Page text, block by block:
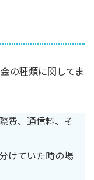
の種類に関してま
費、通信料、そ
けていた時の場